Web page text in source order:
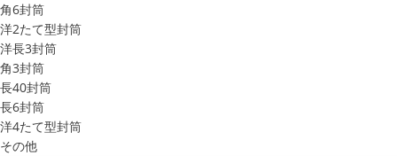
角6封筒
洋2たて型封筒
洋長3封筒
角3封筒
長40封筒
長6封筒
洋4たて型封筒
その他